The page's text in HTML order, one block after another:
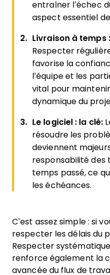
entraîner l’échec
aspect essentiel
Livraison à temps
Respecter
favorise la
l’équipe et les
vital pour
dynamique du
Le logiciel : la clé:
résoudre les
deviennent
responsabilité des
temps passé, ce
les échéances.
C’est assez simple : si
respecter les délais du
Respecter
renforce également la
avancée du flux de